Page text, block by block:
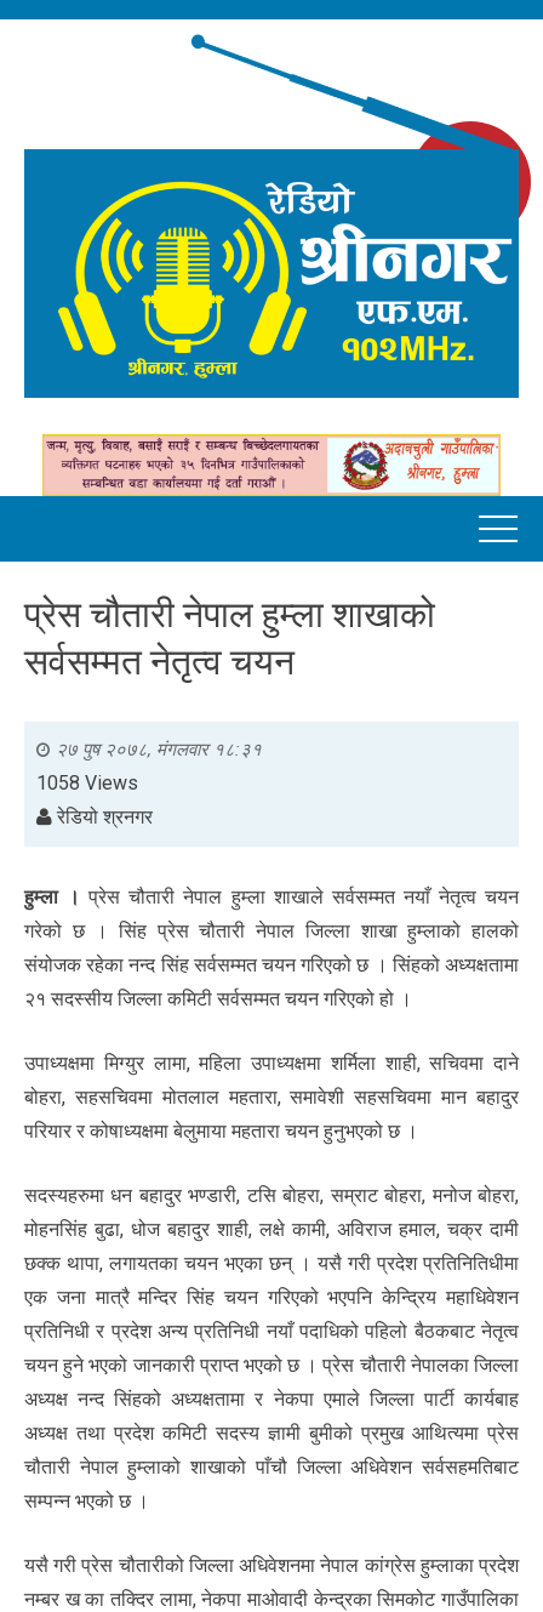
प्रेस चौतारी नेपाल हुम्ला शाखाको
सर्वसम्मत नेतृत्व चयन
२७ पुष २०७८, मंगलवार १८:३१
1058 Views
रेडियो श्रनगर
हुम्ला । प्रेस चौतारी नेपाल हुम्ला शाखाले सर्वसम्मत नयाँ नेतृत्व चयन
गरेको छ । सिंह प्रेस चौतारी नेपाल जिल्ला शाखा हुम्लाको हालको
संयोजक रहेका नन्द सिंह सर्वसम्मत चयन गरिएको छ । सिंहको अध्यक्षतामा
२१ सदस्सीय जिल्ला कमिटी सर्वसम्मत चयन गरिएको हो ।
उपाध्यक्षमा मिग्युर लामा, महिला उपाध्यक्षमा शर्मिला शाही, सचिवमा दाने
बोहरा, सहसचिवमा मोतलाल महतारा, समावेशी सहसचिवमा मान बहादुर
परियार र कोषाध्यक्षमा बेलुमाया महतारा चयन हुनुभएको छ ।
सदस्यहरुमा धन बहादुर भण्डारी, टसि बोहरा, सम्राट बोहरा, मनोज बोहरा,
मोहनसिंह बुढा, धोज बहादुर शाही, लक्षे कामी, अविराज हमाल, चक्र दामी
छक्क थापा, लगायतका चयन भएका छन् । यसै गरी प्रदेश प्रतिनितिधीमा
एक जना मात्रै मन्दिर सिंह चयन गरिएको भएपनि केन्द्रिय महाधिवेशन
प्रतिनिधी र प्रदेश अन्य प्रतिनिधी नयाँ पदाधिको पहिलो बैठकबाट नेतृत्व
चयन हुने भएको जानकारी प्राप्त भएको छ । प्रेस चौतारी नेपालका जिल्ला
अध्यक्ष नन्द सिंहको अध्यक्षतामा र नेकपा एमाले जिल्ला पार्टी कार्यबाह
अध्यक्ष तथा प्रदेश कमिटी सदस्य ज्ञामी बुमीको प्रमुख आथित्यमा प्रेस
चौतारी नेपाल हुम्लाको शाखाको पाँचौ जिल्ला अधिवेशन सर्वसहमतिबाट
सम्पन्न भएको छ ।
यसै गरी प्रेस चौतारीको जिल्ला अधिवेशनमा नेपाल कांग्रेस हुम्लाका प्रदेश
नम्बर ख का तक्दिर लामा, नेकपा माओवादी केन्द्रका सिमकोट गाउँपालिका